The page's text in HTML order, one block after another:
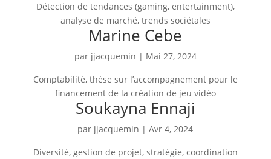
Détection de tendances (gaming, entertainment),
analyse de marché, trends sociétales
Marine Cebe
par jjacquemin | Mai 27, 2024
Comptabilité, thèse sur l’accompagnement pour le
financement de la création de jeu vidéo
Soukayna Ennaji
par jjacquemin |Avr 4, 2024
Diversité, gestion de projet, stratégie, coordination